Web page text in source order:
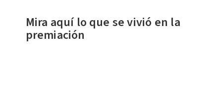
Mira aquí lo que se vivió en la
premiación